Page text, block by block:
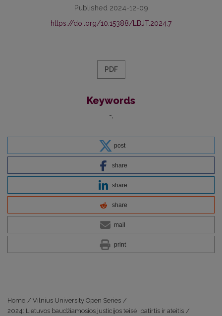
Published 2024-12-09
https://doi.org/10.15388/LBJT.2024.7
PDF
Keywords
-
post
share
share
share
mail
print
Home / Vilnius University Open Series /
2024: Lietuvos baudžiamosios justicijos teisė: patirtis ir ateitis /